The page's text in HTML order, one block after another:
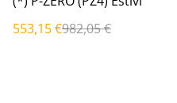
553,15 €982,05 €